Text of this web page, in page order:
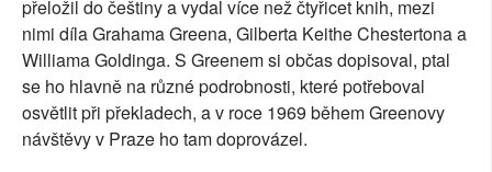
přeložil do češtiny a vydal více než čtyřicet knih, mezi
nimi díla Grahama Greena, Gilberta Keithe Chestertona a
Williama Goldinga. S Greenem si občas dopisoval, ptal
se ho hlavně na různé podrobnosti, které potřeboval
osvětlit při překladech, a v roce 1969 během Greenovy
návštěvy v Praze ho tam doprovázel.